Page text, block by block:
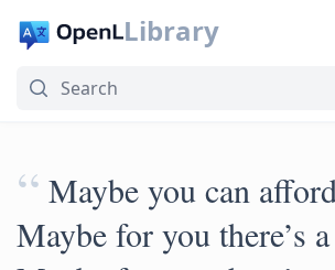
Library
“ Maybe you can
Maybe for you there’s